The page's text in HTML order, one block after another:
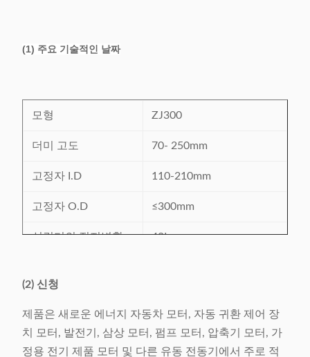
(1) 주요 기술적인 날짜
모형 ZJ300
더미 고도 70- 250mm
고정자 I.D 110-210mm
고정자 O.D ≤300mm
실린더의 진지변환 40L
기계 차원 (LxWxH)
L3726x W1251 x
H2111mm
(2) 신청
제품은 새로운 에너지 자동차 모터, 자동 귀환 제어 장
치 모터, 발전기, 삼상 모터, 펌프 모터, 압축기 모터, 가
정용 전기 제품 모터 및 다른 유동 전동기에서 주로 적